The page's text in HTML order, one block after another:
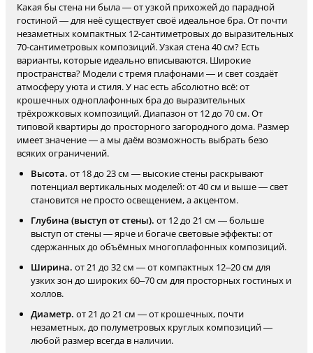
Какая бы стена ни была — от узкой прихожей до парадной
гостиной — для неё существует своё идеальное бра. От почти
незаметных компактных 12-сантиметровых до выразительных
70-сантиметровых композиций. Узкая стена 40 см? Есть
варианты, которые идеально вписываются. Широкие
пространства? Модели с тремя плафонами — и свет создаёт
атмосферу уюта и стиля. У нас есть абсолютно всё: от
крошечных одноплафонных бра до выразительных
трёхрожковых композиций. Диапазон от 12 до 70 см. От
типовой квартиры до просторного загородного дома. Размер
имеет значение — а мы даём возможность выбрать безо
всяких ограничений.
Высота. от 18 до 23 см — высокие стены раскрывают
потенциал вертикальных моделей: от 40 см и выше — свет
становится не просто освещением, а акцентом.
Глубина (выступ от стены). от 12 до 21 см — больше
выступ от стены — ярче и богаче световые эффекты: от
сдержанных до объёмных многоплафонных композиций.
Ширина. от 21 до 32 см — от компактных 12–20 см для
узких зон до широких 60–70 см для просторных гостиных и
холлов.
Диаметр. от 21 до 21 см — от крошечных, почти
незаметных, до полуметровых круглых композиций —
любой размер всегда в наличии.